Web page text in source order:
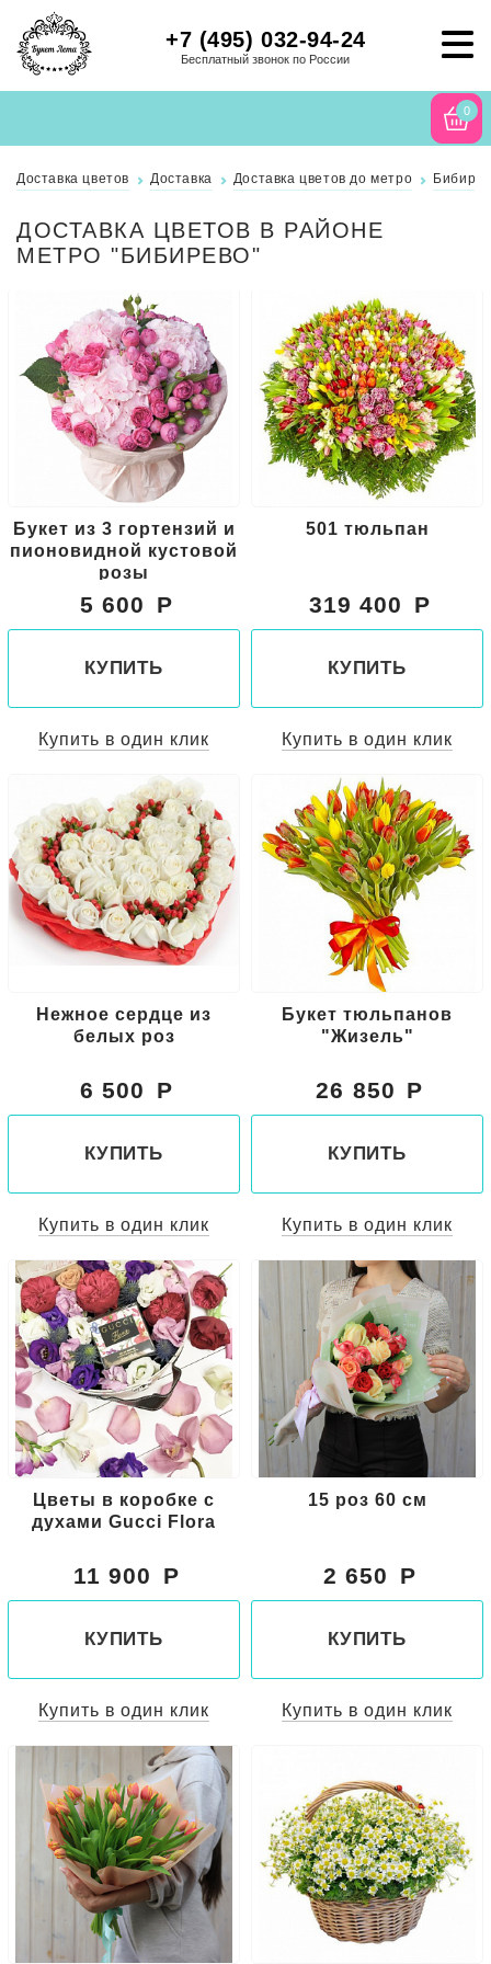
+7 (495) 032-94-24
Бесплатный звонок по России
0
Доставка цветов Доставка Доставка цветов до метро
ДОСТАВКА ЦВЕТОВ В РАЙОНЕ
МЕТРО "БИБИРЕВО"
Букет из 3 гортензий и
пионовидной кустовой
розы
5 600
КУПИТЬ
Купить в один клик
501 тюльпан
319 400
КУПИТЬ
Купить в один клик
Нежное сердце из
белых роз
6 500
КУПИТЬ
Купить в один клик
Букет тюльпанов
"Жизель"
26 850
КУПИТЬ
Купить в один клик
Цветы в коробке с
духами Gucci Flora
11 900
КУПИТЬ
Купить в один клик
15 роз 60 см
2 650
КУПИТЬ
Купить в один клик